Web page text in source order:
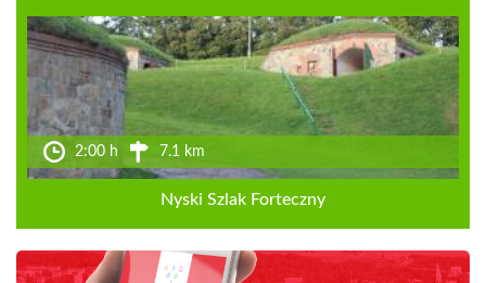
2:00 h 7.1 km
Nyski Szlak Forteczny